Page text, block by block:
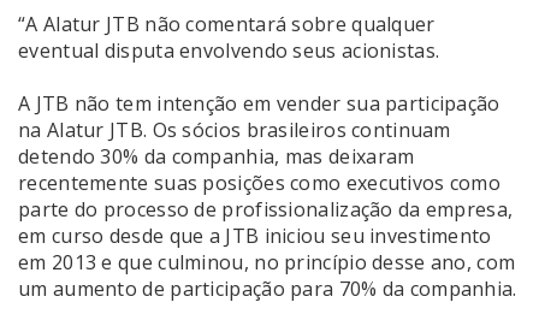
“A Alatur JTB não comentará sobre qualquer
eventual disputa envolvendo seus acionistas.
A JTB não tem intenção em vender sua participação
na Alatur JTB. Os sócios brasileiros continuam
detendo 30% da companhia, mas deixaram
recentemente suas posições como executivos como
parte do processo de profissionalização da empresa,
em curso desde que a JTB iniciou seu investimento
em 2013 e que culminou, no princípio desse ano, com
um aumento de participação para 70% da companhia.